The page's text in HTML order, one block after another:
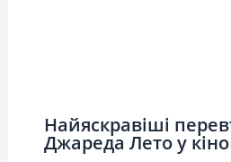
Найяскравіші
Джареда Лето у кіно